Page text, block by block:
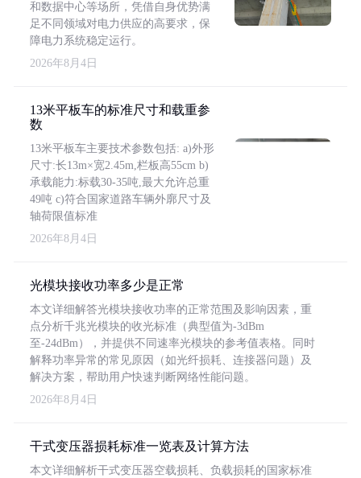
和数据中心等场所，凭借自身优势满
足不同领域对电力供应的高要求，保
障电力系统稳定运行。
2026年8月4日
13米平板车的标准尺寸和载重参
数
13米平板车主要技术参数包括: a)外形
尺寸:长13m×宽2.45m,栏板高55cm b)
承载能力:标载30-35吨,最大允许总重
49吨 c)符合国家道路车辆外廓尺寸及
轴荷限值标准
2026年8月4日
光模块接收功率多少是正常
本文详细解答光模块接收功率的正常范围及影响因素，重
点分析千兆光模块的收光标准（典型值为-3dBm
至-24dBm），并提供不同速率光模块的参考值表格。同时
解释功率异常的常见原因（如光纤损耗、连接器问题）及
解决方案，帮助用户快速判断网络性能问题。
2026年8月4日
干式变压器损耗标准一览表及计算方法
本文详细解析干式变压器空载损耗、负载损耗的国家标准